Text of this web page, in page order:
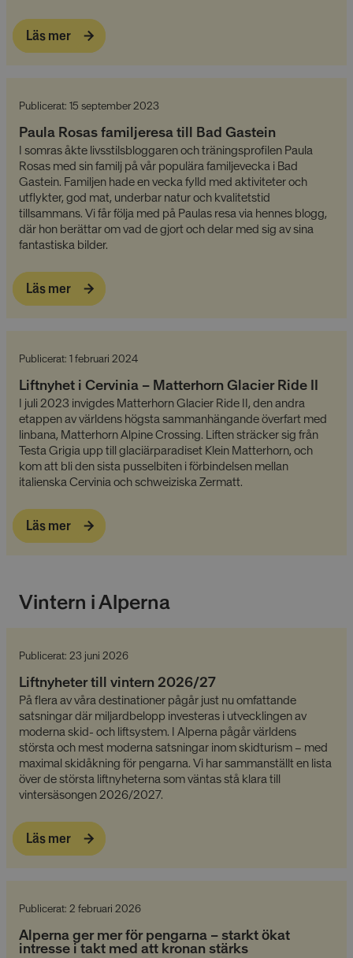
Läs mer
Publicerat: 15 september 2023
Paula Rosas familjeresa till Bad Gastein
I somras åkte livsstilsbloggaren och träningsprofilen Paula
Rosas med sin familj på vår populära familjevecka i Bad
Gastein. Familjen hade en vecka fylld med aktiviteter och
utflykter, god mat, underbar natur och kvalitetstid
tillsammans. Vi får följa med på Paulas resa via hennes blogg,
där hon berättar om vad de gjort och delar med sig av sina
fantastiska bilder.
Läs mer
Publicerat: 1 februari 2024
Liftnyhet i Cervinia – Matterhorn Glacier Ride II
I juli 2023 invigdes Matterhorn Glacier Ride II, den andra
etappen av världens högsta sammanhängande överfart med
linbana, Matterhorn Alpine Crossing. Liften sträcker sig från
Testa Grigia upp till glaciärparadiset Klein Matterhorn, och
kom att bli den sista pusselbiten i förbindelsen mellan
italienska Cervinia och schweiziska Zermatt.
Läs mer
Vintern i Alperna
Publicerat: 23 juni 2026
Liftnyheter till vintern 2026/27
På flera av våra destinationer pågår just nu omfattande
satsningar där miljardbelopp investeras i utvecklingen av
moderna skid- och liftsystem. I Alperna pågår världens
största och mest moderna satsningar inom skidturism – med
maximal skidåkning för pengarna. Vi har sammanställt en lista
över de största liftnyheterna som väntas stå klara till
vintersäsongen 2026/2027.
Läs mer
Publicerat: 2 februari 2026
Alperna ger mer för pengarna – starkt ökat
intresse i takt med att kronan stärks